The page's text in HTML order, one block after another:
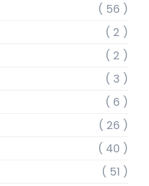
( 56 )
( 2 )
( 2 )
( 3 )
( 6 )
( 26 )
( 40 )
( 51 )